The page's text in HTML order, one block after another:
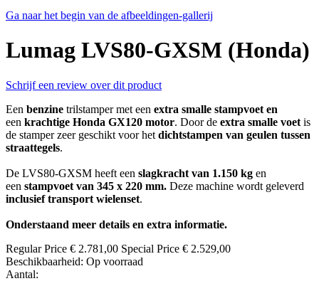
Ga naar het begin van de afbeeldingen-gallerij
Lumag LVS80-GXSM (Honda)
Schrijf een review over dit product
Een benzine trilstamper met een extra smalle stampvoet en
een krachtige Honda GX120 motor. Door de extra smalle voet is
de stamper zeer geschikt voor het dichtstampen van geulen tussen
straattegels.
De LVS80-GXSM heeft een slagkracht van 1.150 kg en
een stampvoet van 345 x 220 mm. Deze machine wordt geleverd
inclusief transport wielenset.
Onderstaand meer details en extra informatie.
Regular Price € 2.781,00 Special Price € 2.529,00
Beschikbaarheid: Op voorraad
Aantal: